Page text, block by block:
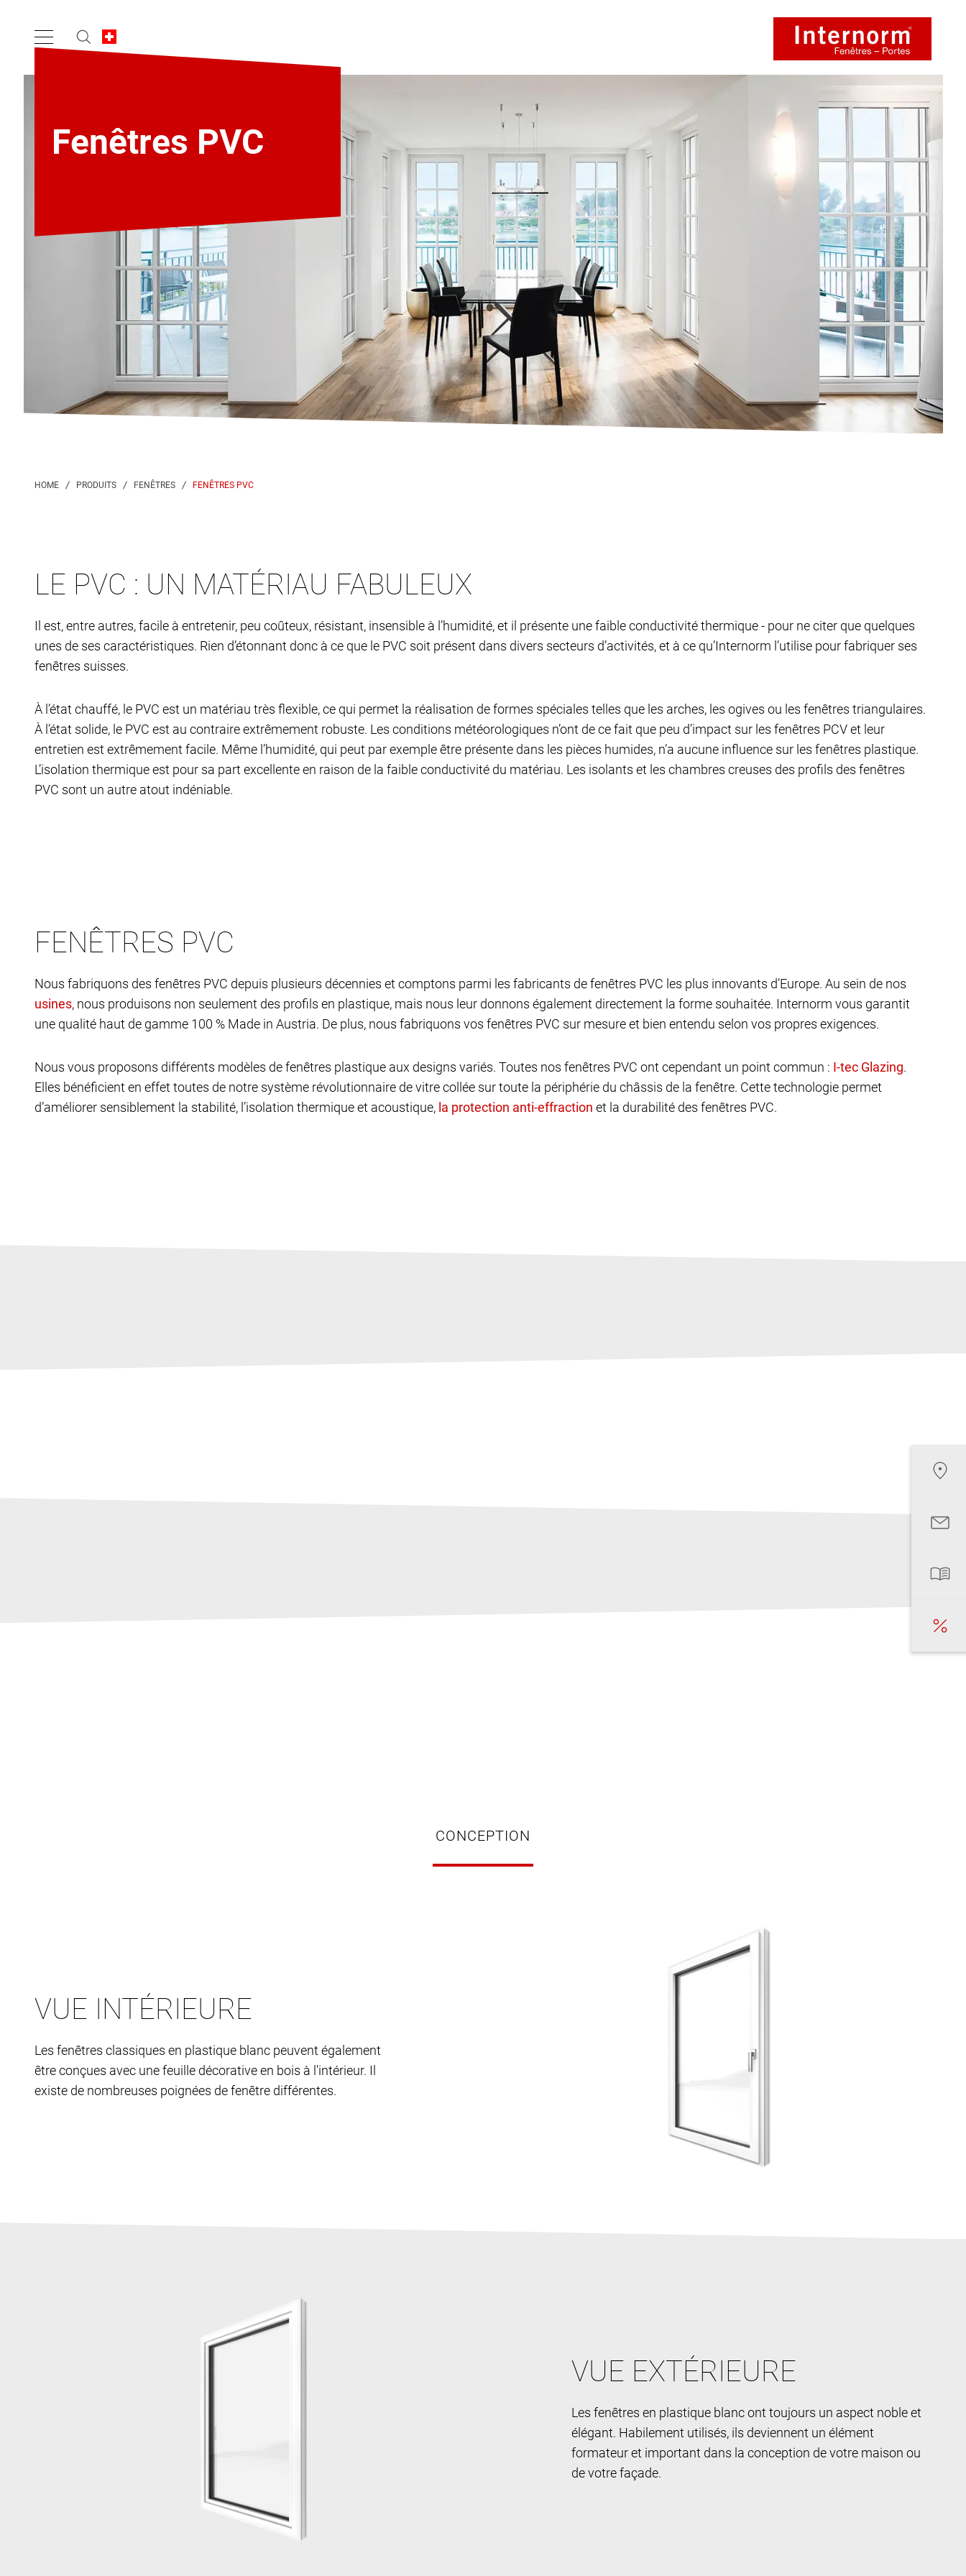
Fenêtres PVC
FENÊTRES PVC
LE PVC : UN MATÉRIAU FABULEUX
Il est, entre autres, facile à entretenir, peu coûteux, résistant, insensible à l’humidité, et il présente une faible conductivité thermique - pour ne citer que quelques
unes de ses caractéristiques. Rien d’étonnant donc à ce que le PVC soit présent dans divers secteurs d’activités, et à ce qu’Internorm l’utilise pour fabriquer ses
fenêtres suisses.
À l’état chauffé, le PVC est un matériau très flexible, ce qui permet la réalisation de formes spéciales telles que les arches, les ogives ou les fenêtres triangulaires.
À l’état solide, le PVC est au contraire extrêmement robuste. Les conditions météorologiques n’ont de ce fait que peu d’impact sur les fenêtres PCV et leur
entretien est extrêmement facile. Même l’humidité, qui peut par exemple être présente dans les pièces humides, n’a aucune influence sur les fenêtres plastique.
L’isolation thermique est pour sa part excellente en raison de la faible conductivité du matériau. Les isolants et les chambres creuses des profils des fenêtres
PVC sont un autre atout indéniable.
FENÊTRES PVC
Nous fabriquons des fenêtres PVC depuis plusieurs décennies et comptons parmi les fabricants de fenêtres PVC les plus innovants d’Europe. Au sein de nos
, nous produisons non seulement des profils en plastique, mais nous leur donnons également directement la forme souhaitée. Internorm vous garantit
une qualité haut de gamme 100 % Made in Austria. De plus, nous fabriquons vos fenêtres PVC sur mesure et bien entendu selon vos propres exigences.
Nous vous proposons différents modèles de fenêtres plastique aux designs variés. Toutes nos fenêtres PVC ont cependant un point commun :
.
Elles bénéficient en effet toutes de notre système révolutionnaire de vitre collée sur toute la périphérie du châssis de la fenêtre. Cette technologie permet
d’améliorer sensiblement la stabilité, l’isolation thermique et acoustique,
et la durabilité des fenêtres PVC.
CONCEPTION
VUE INTÉRIEURE
Les fenêtres classiques en plastique blanc peuvent également
être conçues avec une feuille décorative en bois à l'intérieur. Il
existe de nombreuses poignées de fenêtre différentes.
VUE EXTÉRIEURE
Les fenêtres en plastique blanc ont toujours un aspect noble et
élégant. Habilement utilisés, ils deviennent un élément
formateur et important dans la conception de votre maison ou
de votre façade.